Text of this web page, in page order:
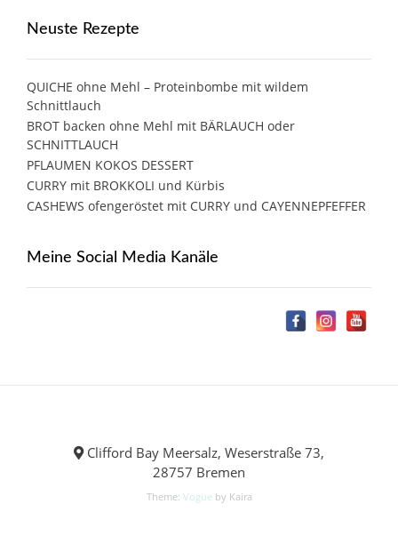
Neuste Rezepte
QUICHE ohne Mehl – Proteinbombe mit wildem
Schnittlauch
BROT backen ohne Mehl mit BÄRLAUCH oder
SCHNITTLAUCH
PFLAUMEN KOKOS DESSERT
CURRY mit BROKKOLI und Kürbis
CASHEWS ofengeröstet mit CURRY und CAYENNEPFEFFER
Meine Social Media Kanäle
Clifford Bay Meersalz, Weserstraße 73,
28757 Bremen
Theme: Vogue by Kaira